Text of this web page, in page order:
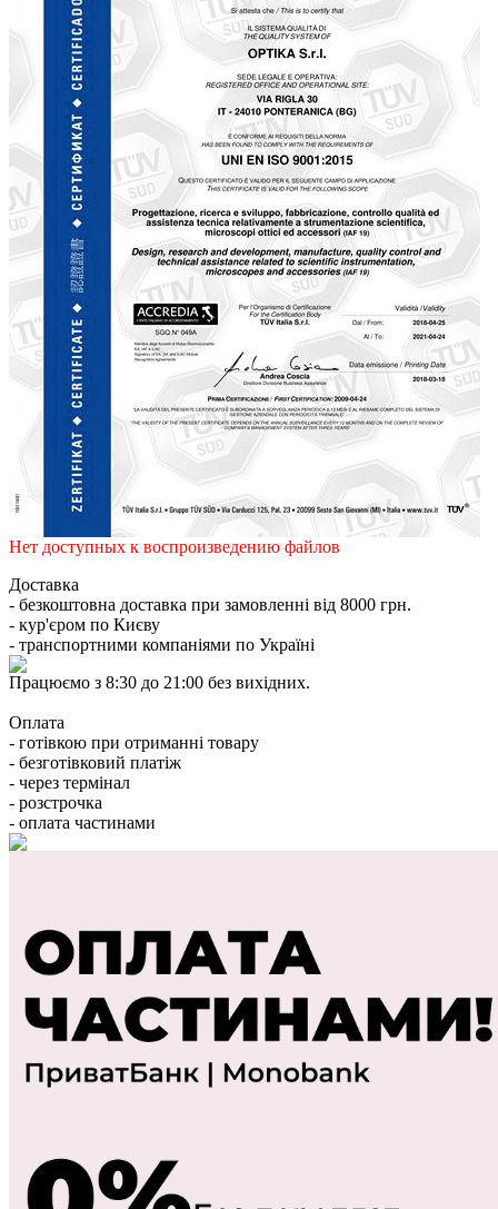
Нет доступных к воспроизведению файлов
Доставка
- безкоштовна доставка при замовленні від 8000 грн.
- кур'єром по Києву
- транспортними компаніями по Україні
Працюємо з 8:30 до 21:00 без вихідних.
Оплата
- готівкою при отриманні товару
- безготівковий платіж
- через термінал
- розстрочка
- оплата частинами